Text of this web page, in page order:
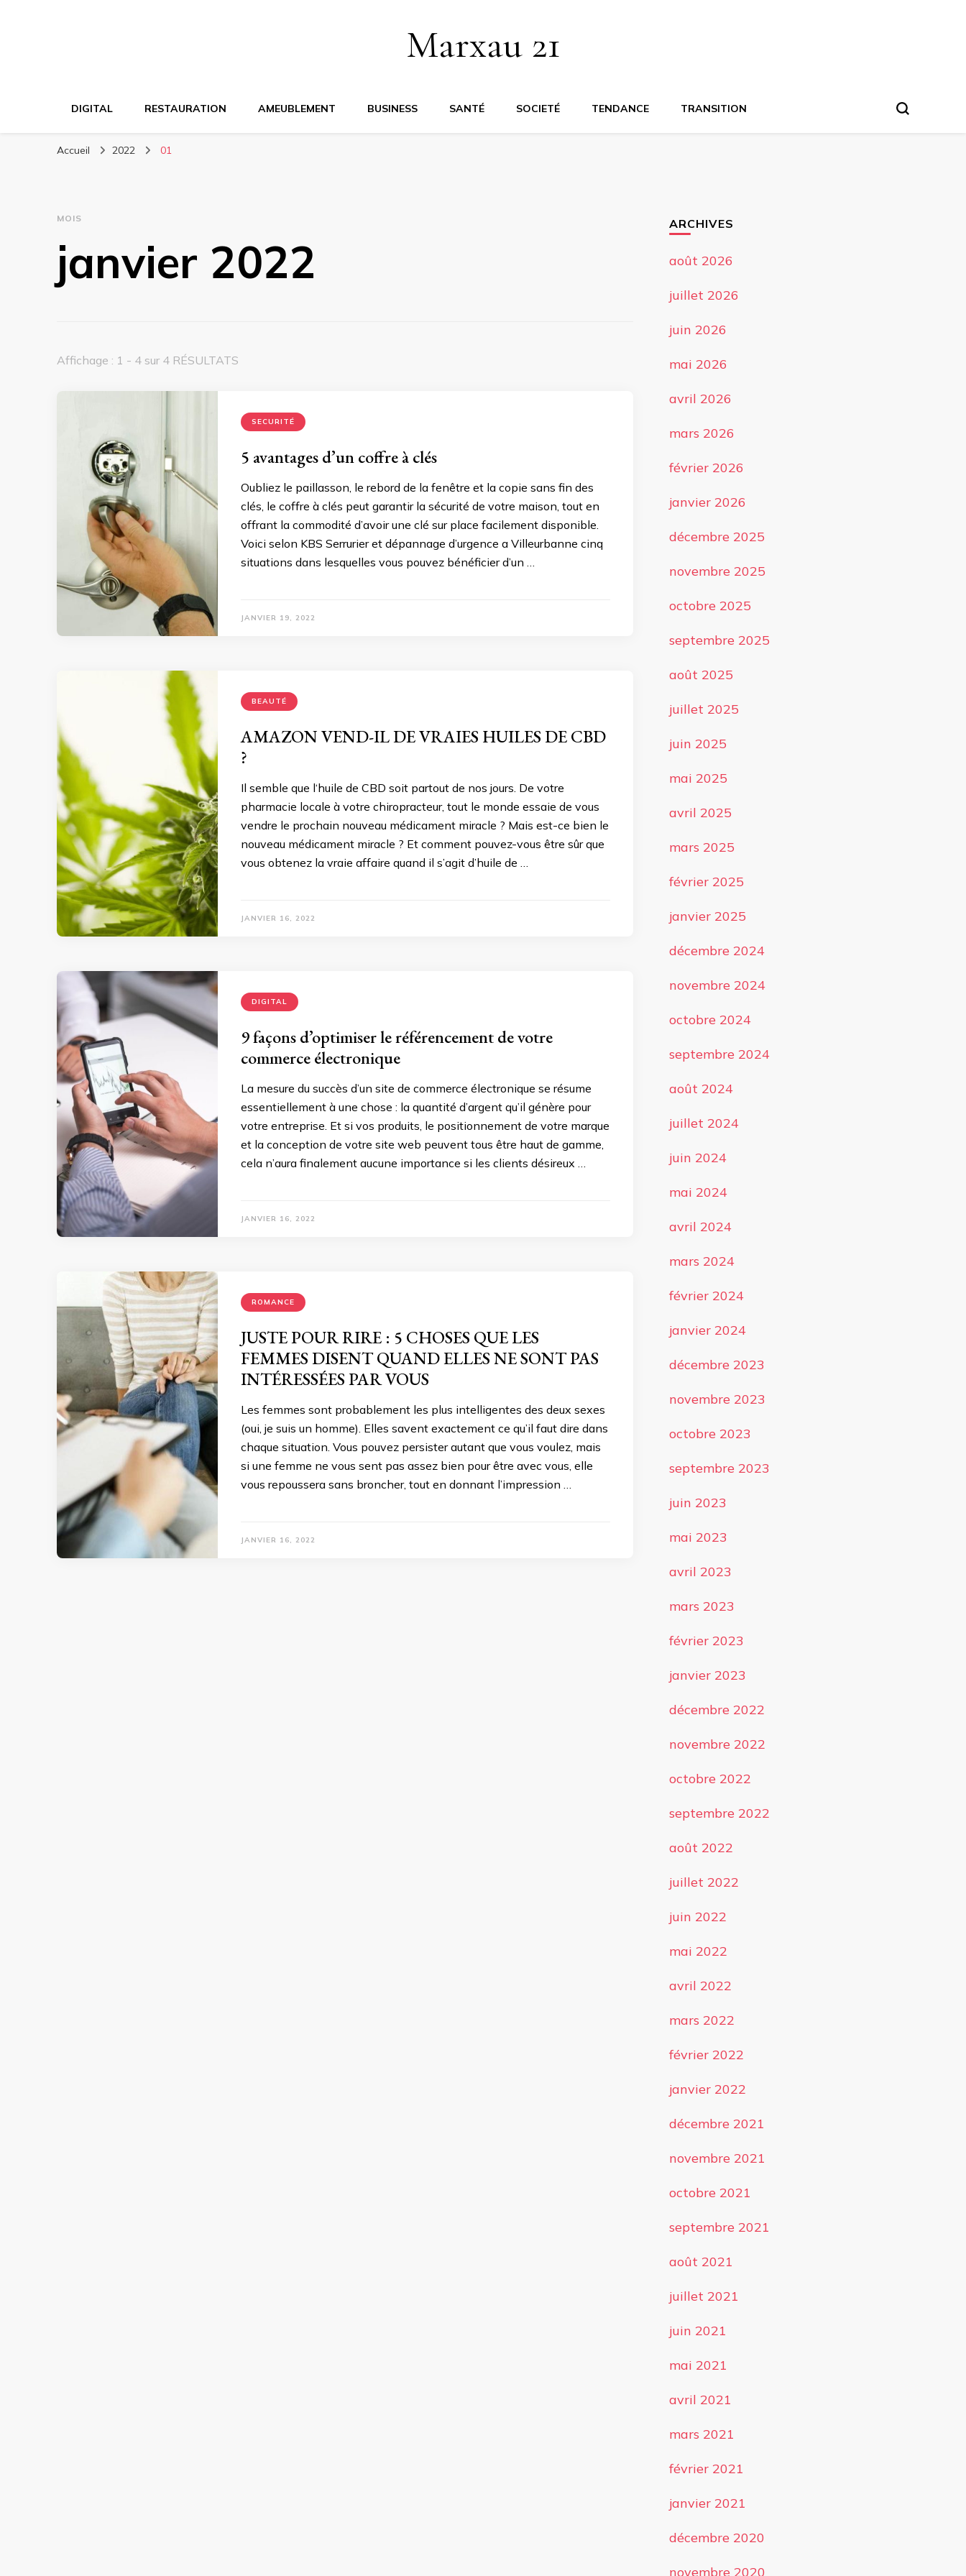
Marxau 21
DIGITAL RESTAURATION AMEUBLEMENT BUSINESS SANTÉ SOCIETÉ TENDANCE TRANSITION
Accueil 2022 01
MOIS
janvier 2022
Affichage : 1 - 4 sur 4 RÉSULTATS
SECURITÉ
5 avantages d’un coffre à clés
Oubliez le paillasson, le rebord de la fenêtre et la copie sans fin des
clés, le coffre à clés peut garantir la sécurité de votre maison, tout en
offrant la commodité d’avoir une clé sur place facilement disponible.
Voici selon KBS Serrurier et dépannage d’urgence a Villeurbanne cinq
situations dans lesquelles vous pouvez bénéficier d’un …
JANVIER 19, 2022
BEAUTÉ
AMAZON VEND-IL DE VRAIES HUILES DE CBD
?
Il semble que l‘huile de CBD soit partout de nos jours. De votre
pharmacie locale à votre chiropracteur, tout le monde essaie de vous
vendre le prochain nouveau médicament miracle ? Mais est-ce bien le
nouveau médicament miracle ? Et comment pouvez-vous être sûr que
vous obtenez la vraie affaire quand il s’agit d’huile de …
JANVIER 16, 2022
DIGITAL
9 façons d’optimiser le référencement de votre
commerce électronique
La mesure du succès d’un site de commerce électronique se résume
essentiellement à une chose : la quantité d’argent qu’il génère pour
votre entreprise. Et si vos produits, le positionnement de votre marque
et la conception de votre site web peuvent tous être haut de gamme,
cela n’aura finalement aucune importance si les clients désireux …
JANVIER 16, 2022
ROMANCE
JUSTE POUR RIRE : 5 CHOSES QUE LES
FEMMES DISENT QUAND ELLES NE SONT PAS
INTÉRESSÉES PAR VOUS
Les femmes sont probablement les plus intelligentes des deux sexes
(oui, je suis un homme). Elles savent exactement ce qu’il faut dire dans
chaque situation. Vous pouvez persister autant que vous voulez, mais
si une femme ne vous sent pas assez bien pour être avec vous, elle
vous repoussera sans broncher, tout en donnant l’impression …
JANVIER 16, 2022
ARCHIVES
août 2026
juillet 2026
juin 2026
mai 2026
avril 2026
mars 2026
février 2026
janvier 2026
décembre 2025
novembre 2025
octobre 2025
septembre 2025
août 2025
juillet 2025
juin 2025
mai 2025
avril 2025
mars 2025
février 2025
janvier 2025
décembre 2024
novembre 2024
octobre 2024
septembre 2024
août 2024
juillet 2024
juin 2024
mai 2024
avril 2024
mars 2024
février 2024
janvier 2024
décembre 2023
novembre 2023
octobre 2023
septembre 2023
juin 2023
mai 2023
avril 2023
mars 2023
février 2023
janvier 2023
décembre 2022
novembre 2022
octobre 2022
septembre 2022
août 2022
juillet 2022
juin 2022
mai 2022
avril 2022
mars 2022
février 2022
janvier 2022
décembre 2021
novembre 2021
octobre 2021
septembre 2021
août 2021
juillet 2021
juin 2021
mai 2021
avril 2021
mars 2021
février 2021
janvier 2021
décembre 2020
novembre 2020